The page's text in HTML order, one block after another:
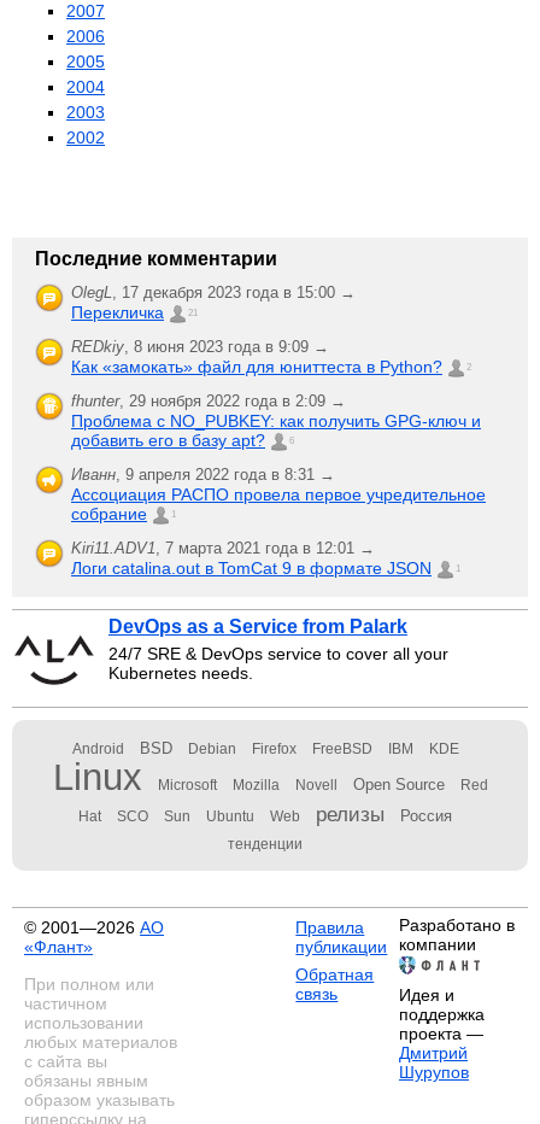
2007
2006
2005
2004
2003
2002
Последние комментарии
OlegL, 17 декабря 2023 года в 15:00 →
Перекличка 21
REDkiy, 8 июня 2023 года в 9:09 →
Как «замокать» файл для юниттеста в Python? 2
fhunter, 29 ноября 2022 года в 2:09 →
Проблема с NO_PUBKEY: как получить GPG-ключ и
добавить его в базу apt?
6
Иванн, 9 апреля 2022 года в 8:31 →
Ассоциация РАСПО провела первое учредительное
собрание
1
Kiri11.ADV1, 7 марта 2021 года в 12:01 →
Логи catalina.out в TomCat 9 в формате JSON 1
DevOps as a Service from Palark
24/7 SRE & DevOps service to cover all your
Kubernetes needs.
Android BSD Debian Firefox FreeBSD IBM KDE
Linux Microsoft Mozilla Novell Open Source Red
Hat SCO Sun Ubuntu Web релизы Россия
тенденции
© 2001—2026 АО
«Флант»
При полном или
частичном
использовании
любых материалов
с сайта вы
обязаны явным
образом указывать
гиперссылку на
Правила
публикации
Обратная
связь
Разработано в
компании
Идея и
поддержка
проекта —
Дмитрий
Шурупов